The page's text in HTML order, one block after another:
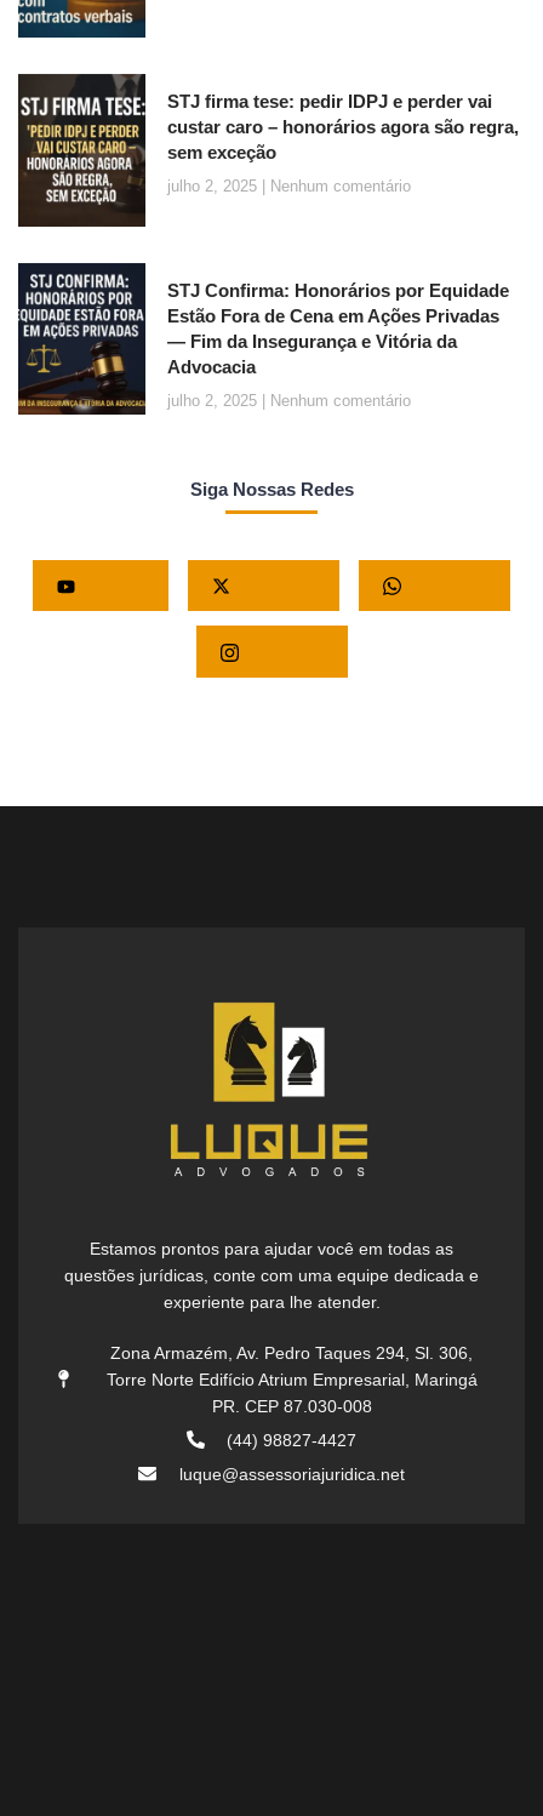
STJ firma tese: pedir IDPJ e perder vai
custar caro – honorários agora são regra,
sem exceção
julho 2, 2025 Nenhum comentário
STJ Confirma: Honorários por Equidade
Estão Fora de Cena em Ações Privadas
— Fim da Insegurança e Vitória da
Advocacia
julho 2, 2025 Nenhum comentário
Siga Nossas Redes
Instagram
Estamos prontos para ajudar você em todas as
questões jurídicas, conte com uma equipe dedicada e
experiente para lhe atender.
Zona Armazém, Av. Pedro Taques 294, Sl. 306,
Torre Norte Edifício Atrium Empresarial, Maringá
PR. CEP 87.030-008
(44) 98827-4427
luque@assessoriajuridica.net